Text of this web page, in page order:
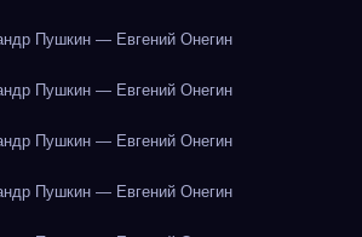
Пушкин — Евгений Онегин
Пушкин — Евгений Онегин
Пушкин — Евгений Онегин
Пушкин — Евгений Онегин